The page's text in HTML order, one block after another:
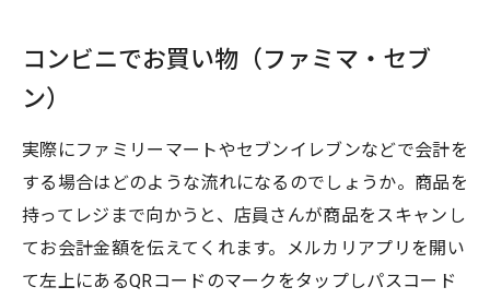
コンビニでお買い物（ファミマ・セブ
ン）
実際にファミリーマートやセブンイレブンなどで会計を
する場合はどのような流れになるのでしょうか。商品を
持ってレジまで向かうと、店員さんが商品をスキャンし
てお会計金額を伝えてくれます。メルカリアプリを開い
て左上にあるQRコードのマークをタップしパスコード